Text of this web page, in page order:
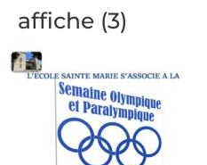
affiche (3)